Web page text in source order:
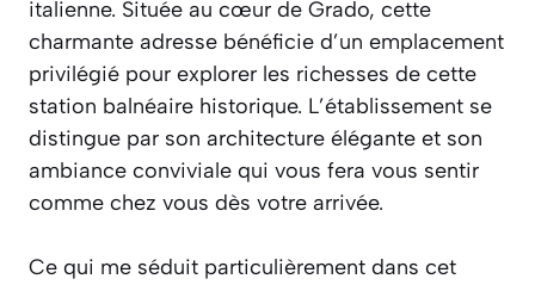
italienne. Située au cœur de Grado, cette
charmante adresse bénéficie d’un emplacement
privilégié pour explorer les richesses de cette
station balnéaire historique. L’établissement se
distingue par son architecture élégante et son
ambiance conviviale qui vous fera vous sentir
comme chez vous dès votre arrivée.
Ce qui me séduit particulièrement dans cet